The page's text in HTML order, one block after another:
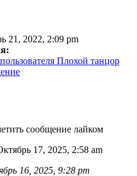
21, 2022, 2:09 pm
Плохой танцор
сообщение лайком
17, 2025, 2:58 am
16, 2025, 9:28 pm